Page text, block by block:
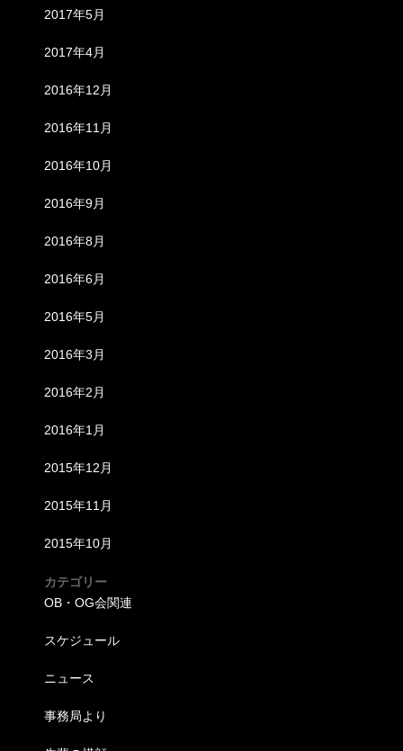
2017年5月
2017年4月
2016年12月
2016年11月
2016年10月
2016年9月
2016年8月
2016年6月
2016年5月
2016年3月
2016年2月
2016年1月
2015年12月
2015年11月
2015年10月
カテゴリー
OB・OG会関連
スケジュール
ニュース
事務局より